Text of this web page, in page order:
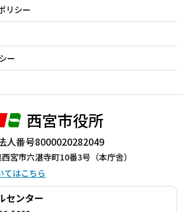
リシー
ー
西宮市役所
人番号8000020282049
宮市六湛寺町10番3号（本庁舎）
てはこちら
センター